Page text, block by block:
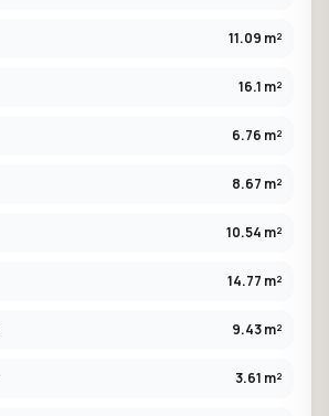
11.09 m²
16.1 m²
6.76 m²
8.67 m²
10.54 m²
14.77 m²
9.43 m²
3.61 m²